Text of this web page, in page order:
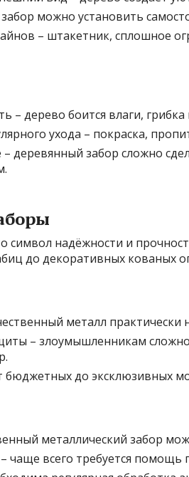
можно установить
– штакетник, сплошное
– дерево боится влаги,
ухода – покраска,
деревянный забор сложно
символ надёжности и
до декоративных кованых
металл практически
– злоумышленникам
до эксклюзивных
металлический забор
чаще всего требуется помощь